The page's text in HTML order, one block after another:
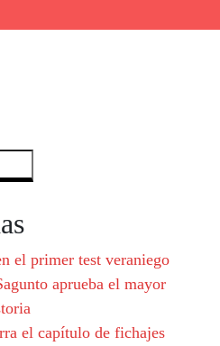
el primer test veraniego
aprueba el mayor
el capítulo de fichajes